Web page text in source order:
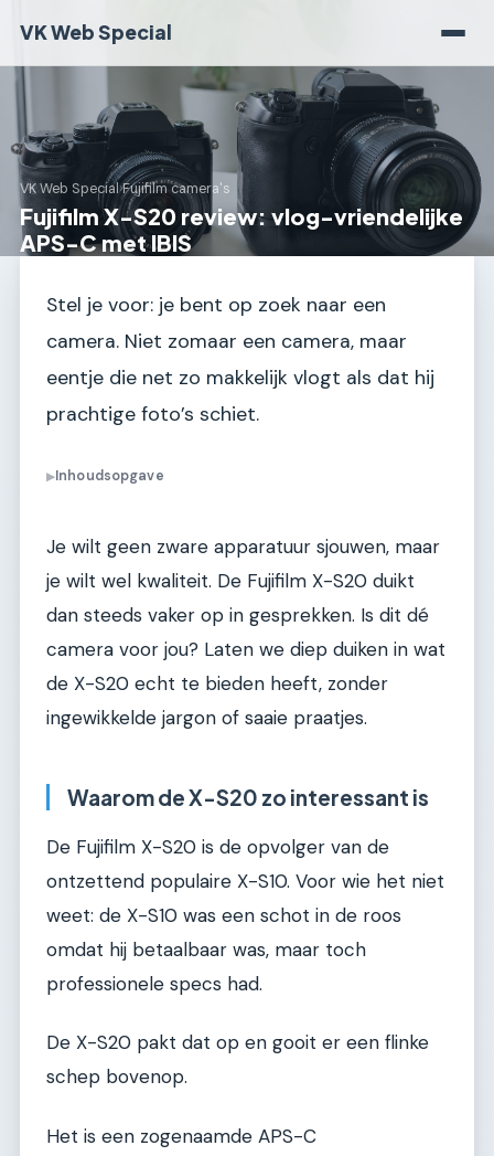
VK Web Special
VK Web Special›Fujifilm camera's
Fujifilm X-S20 review: vlog-vriendelijke
APS-C met IBIS
Stel je voor: je bent op zoek naar een
camera. Niet zomaar een camera, maar
eentje die net zo makkelijk vlogt als dat hij
prachtige foto’s schiet.
▶Inhoudsopgave
Je wilt geen zware apparatuur sjouwen, maar
je wilt wel kwaliteit. De Fujifilm X-S20 duikt
dan steeds vaker op in gesprekken. Is dit dé
camera voor jou? Laten we diep duiken in wat
de X-S20 echt te bieden heeft, zonder
ingewikkelde jargon of saaie praatjes.
Waarom de X-S20 zo interessant is
De Fujifilm X-S20 is de opvolger van de
ontzettend populaire X-S10. Voor wie het niet
weet: de X-S10 was een schot in de roos
omdat hij betaalbaar was, maar toch
professionele specs had.
De X-S20 pakt dat op en gooit er een flinke
schep bovenop.
Het is een zogenaamde APS-C